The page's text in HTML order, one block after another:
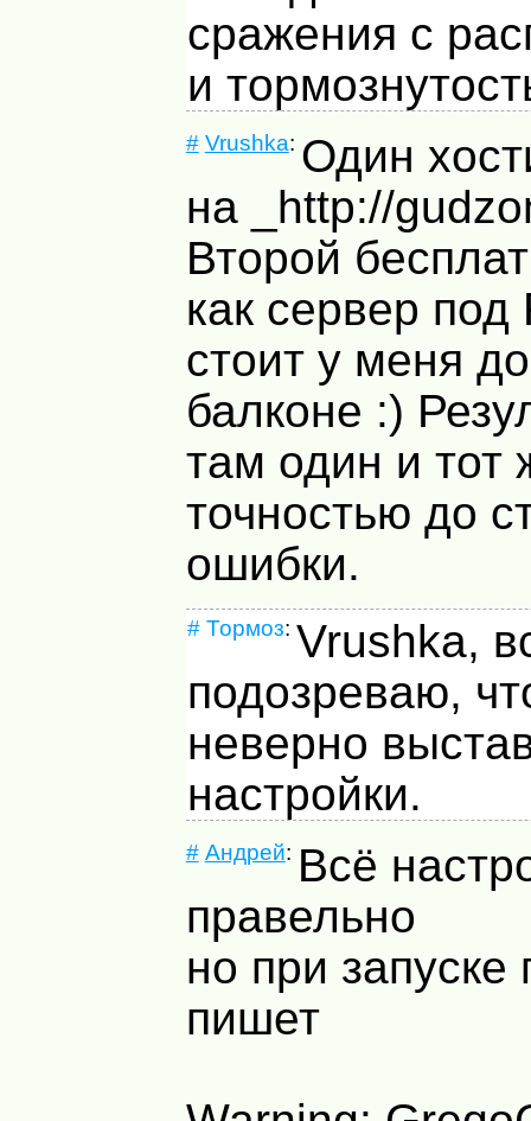
сражения с
и
# Vrushka: Один
на _http://
Второй
как сервер под
стоит у меня
балконе :)
там один и тот
точностью до
ошибки.
# Тормоз:Vrushka,
подозреваю,
неверно
настройки.
# Андрей: Всё
правельно
но при запуске
пишет